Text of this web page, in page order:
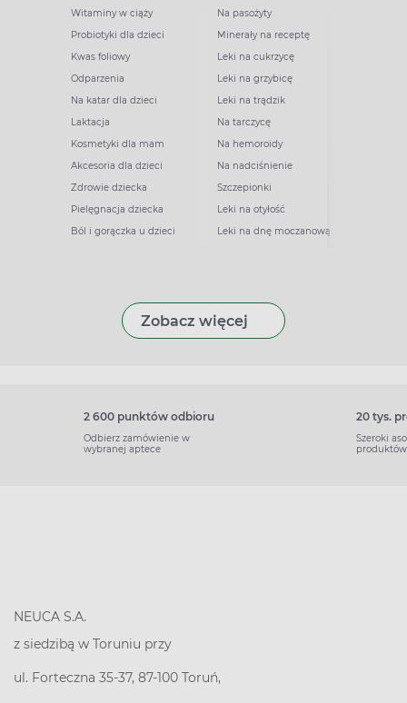
Witaminy w ciąży
Probiotyki dla dzieci
Kwas foliowy
Odparzenia
Na katar dla dzieci
Laktacja
Kosmetyki dla mam
Akcesoria dla dzieci
Zdrowie dziecka
Pielęgnacja dziecka
Ból i gorączka u dzieci
Na pasożyty
Minerały na receptę
Leki na cukrzycę
Leki na grzybicę
Leki na trądzik
Na tarczycę
Na hemoroidy
Na nadciśnienie
Szczepionki
Leki na otyłość
Leki na dnę moczanową
Zobacz więcej
2 600 punktów odbioru
Odbierz zamówienie w
wybranej aptece
20 tys.
Szeroki
produktów
NEUCA S.A.
z siedzibą w Toruniu przy
ul. Forteczna 35-37, 87-100 Toruń,